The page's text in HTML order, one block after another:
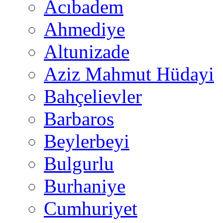
Acıbadem
Ahmediye
Altunizade
Aziz Mahmut Hüdayi
Bahçelievler
Barbaros
Beylerbeyi
Bulgurlu
Burhaniye
Cumhuriyet